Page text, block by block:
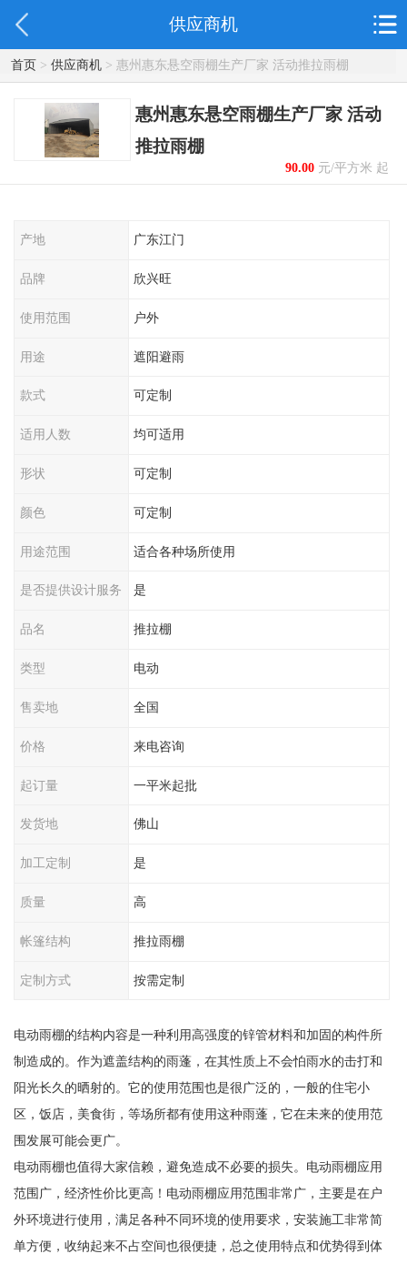
供应商机
首页> 供应商机> 惠州惠东悬空雨棚生产厂家 活动推拉雨棚
惠州惠东悬空雨棚生产厂家 活动
推拉雨棚
90.00元/平方米 起
产地 广东江门
品牌 欣兴旺
使用范围 户外
用途 遮阳避雨
款式 可定制
适用人数 均可适用
形状 可定制
颜色 可定制
用途范围 适合各种场所使用
是否提供设计服务 是
品名 推拉棚
类型 电动
售卖地 全国
价格 来电咨询
起订量 一平米起批
发货地 佛山
加工定制 是
质量 高
帐篷结构 推拉雨棚
定制方式 按需定制
电动雨棚的结构内容是一种利用高强度的锌管材料和加固的构件所
制造成的。作为遮盖结构的雨蓬，在其性质上不会怕雨水的击打和
阳光长久的晒射的。它的使用范围也是很广泛的，一般的住宅小
区，饭店，美食街，等场所都有使用这种雨蓬，它在未来的使用范
围发展可能会更广。
电动雨棚也值得大家信赖，避免造成不必要的损失。电动雨棚应用
范围广，经济性价比更高！电动雨棚应用范围非常广，主要是在户
外环境进行使用，满足各种不同环境的使用要求，安装施工非常简
单方便，收纳起来不占空间也很便捷，总之使用特点和优势得到体